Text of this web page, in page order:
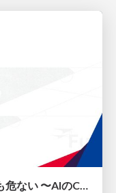
型も通る、synthも通る、それでも危ない 〜AIのCDKの権限とコストを機械で検証する〜 / It Passes Type Checks, It Passes Synth Checks, but It’s Still Risky — Automatically Verifying Permissions and Costs in AI’s CDK —